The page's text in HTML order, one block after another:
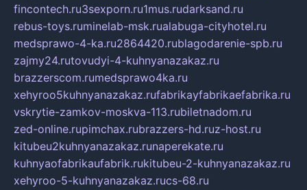
fincontech.ru3sexporn.ru1mus.rudarksand.ru
rebus-toys.ruminelab-msk.rualabuga-cityhotel.ru
medsprawo-4-ka.ru2864420.rublagodarenie-spb.ru
zajmy24.rutovudyi-4-kuhnyanazakaz.ru
brazzerscom.rumedsprawo4ka.ru
xehyroo5kuhnyanazakaz.rufabrikayfabrikaefabrika.ru
vskrytie-zamkov-moskva-113.rubiletnadom.ru
zed-online.rupimchax.rubrazzers-hd.ruz-host.ru
kitubeu2kuhnyanazakaz.runaperekate.ru
kuhnyaofabrikaufabrik.rukitubeu-2-kuhnyanazakaz.ru
xehyroo-5-kuhnyanazakaz.rucs-68.ru